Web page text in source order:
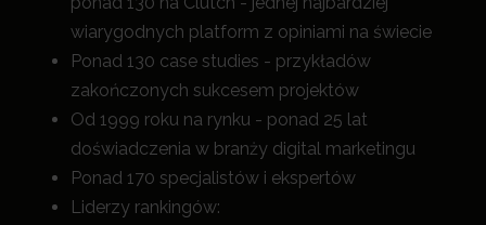
wiarygodnych platform z opiniami na świecie
Ponad 130 case studies - przykładów
zakończonych sukcesem projektów
Od 1999 roku na rynku - ponad 25 lat
doświadczenia w branży digital marketingu
Ponad 170 specjalistów i ekspertów
Liderzy rankingów: